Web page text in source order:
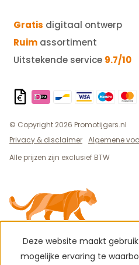
Gratis digitaal ontwerp
Ruim assortiment
Uitstekende service 9.7/10
© Copyright 2026 Promotijgers.nl
Privacy & disclaimer Algemene
Alle prijzen zijn exclusief BTW
Deze website maakt
mogelijke ervaring te